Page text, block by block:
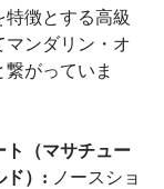
特徴とする高級
マンダリン・オ
がっていま
ト（マサチュー
ド）: ノースショ